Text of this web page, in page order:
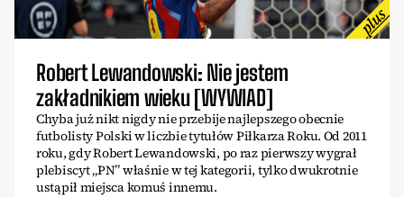
Robert Lewandowski: Nie jestem
zakładnikiem wieku [WYWIAD]
Chyba już nikt nigdy nie przebije najlepszego obecnie
futbolisty Polski w liczbie tytułów Piłkarza Roku. Od 2011
roku, gdy Robert Lewandowski, po raz pierwszy wygrał
plebiscyt „PN” właśnie w tej kategorii, tylko dwukrotnie
ustąpił miejsca komuś innemu.